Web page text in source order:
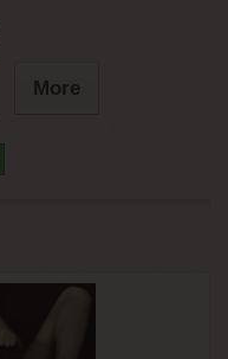
More